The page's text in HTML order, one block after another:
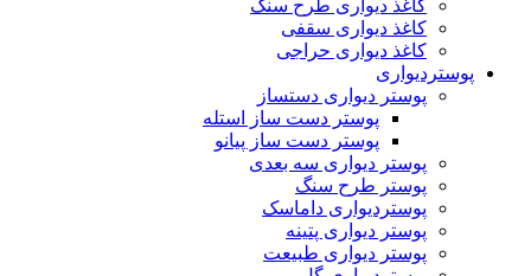
کاغذ دیواری طرح سنگ
کاغذ دیواری سقفی
کاغذ دیواری حراجی
پوستردیواری
پوستر دیواری دستساز
پوستر دست ساز استله
پوستر دست ساز پیانو
پوستر دیواری سه بعدی
پوستر طرح سنگ
پوستردیواری داماسک
پوستر دیواری پتینه
پوستر دیواری طبیعت